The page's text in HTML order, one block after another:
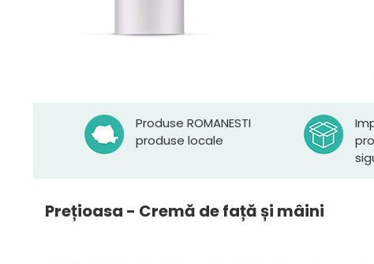
Produse ROMANESTI
produse locale
Prețioasa - Cremă de față și mâini